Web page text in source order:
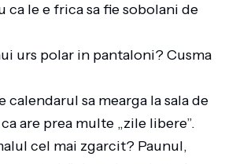
ca le e frica sa fie sobolani de
urs polar in pantaloni? Cusma
calendarul sa mearga la sala de
are prea multe „zile libere”.
cel mai zgarcit? Paunul,